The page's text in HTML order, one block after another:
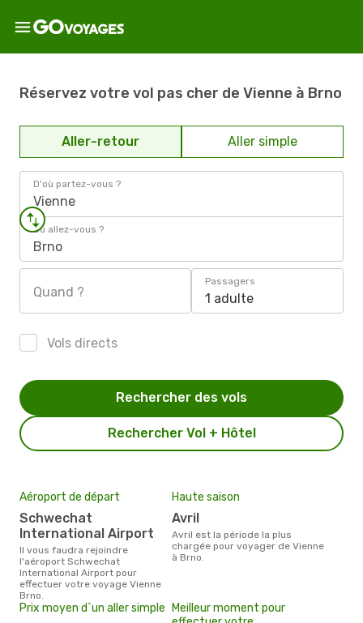
Réservez votre vol pas cher de Vienne à Brno
Aller-retour Aller simple
D'où partez-vous ?
Vienne
Où allez-vous ?
Brno
Quand ?
Passagers
1 adulte
Vols directs
Rechercher Vol + Hôtel
Rechercher des vols
Aéroport de départ
Schwechat
International Airport
Il vous faudra rejoindre
l'aéroport Schwechat
International Airport pour
effectuer votre voyage Vienne
Brno.
Haute saison
avril
avril est la période la plus
chargée pour voyager de Vienne
à Brno.
Prix moyen d´un aller simple
Meilleur moment pour